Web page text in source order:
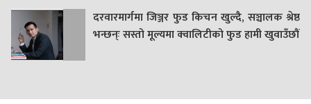
दरवारमार्गमा जिञ्जर फुड किचन खुल्दै, सञ्चालक श्रेष्ठ
भन्छन्ः सस्तो मूल्यमा क्वालिटीको फुड हामी खुवाउँछौं